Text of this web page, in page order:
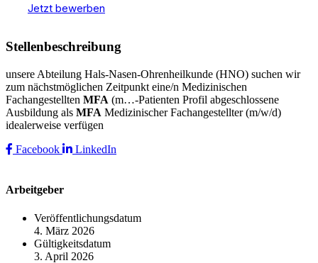
Jetzt bewerben
Stellenbeschreibung
unsere Abteilung Hals-Nasen-Ohrenheilkunde (HNO) suchen wir
zum nächstmöglichen Zeitpunkt eine/n Medizinischen
Fachangestellten MFA (m…-Patienten Profil abgeschlossene
Ausbildung als MFA Medizinischer Fachangestellter (m/w/d)
idealerweise verfügen
Facebook
LinkedIn
Arbeitgeber
Veröffentlichungsdatum
4. März 2026
Gültigkeitsdatum
3. April 2026